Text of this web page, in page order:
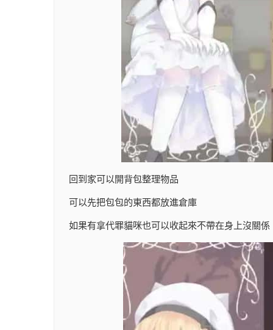
回到家可以開背包整理物品
可以先把包包的東西都放進倉庫
如果有拿代罪貓咪也可以收起來不帶在身上沒關係